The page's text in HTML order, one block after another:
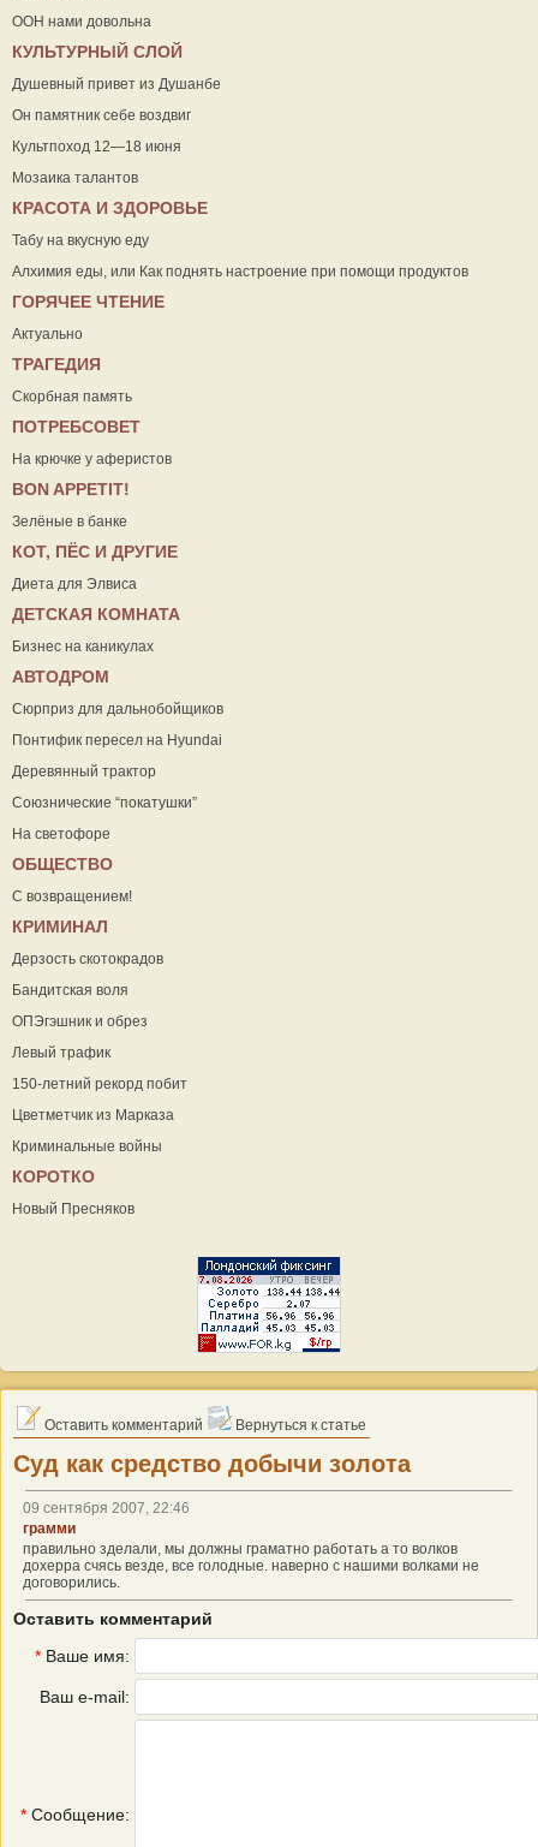
ООН нами довольна
КУЛЬТУРНЫЙ СЛОЙ
Душевный привет из Душанбе
Он памятник себе воздвиг
Культпоход 12—18 июня
Мозаика талантов
КРАСОТА И ЗДОРОВЬЕ
Табу на вкусную еду
Алхимия еды, или Как поднять настроение при помощи продуктов
ГОРЯЧЕЕ ЧТЕНИЕ
Актуально
ТРАГЕДИЯ
Скорбная память
ПОТРЕБСОВЕТ
На крючке у аферистов
ВON APPETIT!
Зелёные в банке
КОТ, ПЁС И ДРУГИЕ
Диета для Элвиса
ДЕТСКАЯ КОМНАТА
Бизнес на каникулах
АВТОДРОМ
Сюрприз для дальнобойщиков
Понтифик пересел на Hyundai
Деревянный трактор
Союзнические “покатушки”
На светофоре
ОБЩЕСТВО
С возвращением!
КРИМИНАЛ
Дерзость скотокрадов
Бандитская воля
ОПЭгэшник и обрез
Левый трафик
150-летний рекорд побит
Цветметчик из Марказа
Криминальные войны
КОРОТКО
Новый Пресняков
Оставить комментарий Вернуться к статье
Суд как средство добычи золота
09 сентября 2007, 22:46
грамми
правильно зделали, мы должны граматно работать а то волков
дохерра счясь везде, все голодные. наверно с нашими волками не
договорились.
Оставить комментарий
* Ваше имя:
Ваш e-mail:
* Сообщение: